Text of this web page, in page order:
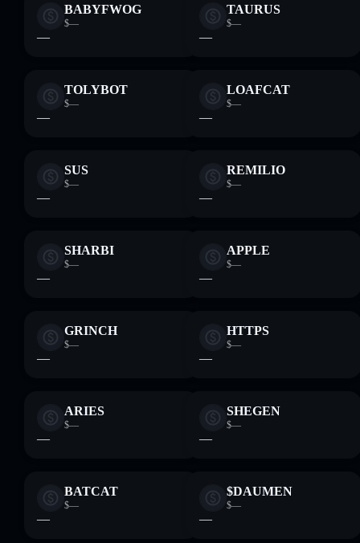
BABYFWOG
$—
—
TAURUS
$—
—
TOLYBOT
$—
—
LOAFCAT
$—
—
SUS
$—
—
REMILIO
$—
—
SHARBI
$—
—
APPLE
$—
—
GRINCH
$—
—
HTTPS
$—
—
ARIES
$—
—
SHEGEN
$—
—
BATCAT
$—
—
$DAUMEN
$—
—